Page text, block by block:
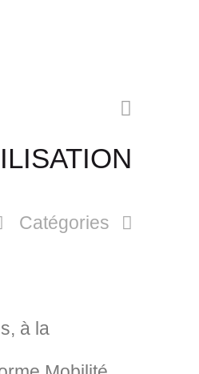
Catégories
à la